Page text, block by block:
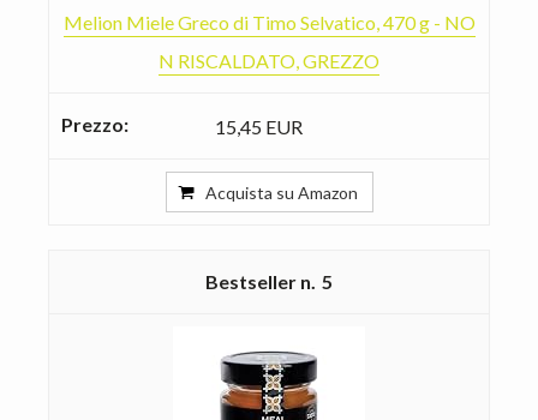
Melion Miele Greco di Timo Selvatico, 470 g - NO
N RISCALDATO, GREZZO
15,45 EUR
Acquista su Amazon
5